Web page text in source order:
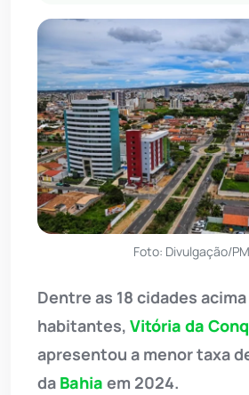
Foto: Divulgação/
Dentre as 18 cidades
habitantes, Vitória da
apresentou a menor taxa
da Bahia em 2024.